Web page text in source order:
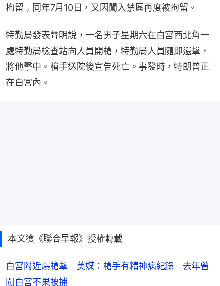
拘留；同年7月10日，又因闖入禁區再度被拘留。
特勤局發表聲明說，一名男子星期六在白宮西北角一
處特勤局檢查站向人員開槍，特勤局人員隨即還擊，
將他擊中。槍手送院後宣告死亡。事發時，特朗普正
在白宮內。
本文獲《聯合早報》授權轉載
白宮附近爆槍擊 美媒：槍手有精神病紀錄 去年曾
闖白宮不果被捕